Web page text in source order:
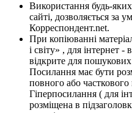
Використання будь-
сайті, дозволяється за
Корреспондент.net.
При копіюванні
і світу» , для інтернет
відкрите для
Посилання має бути
повного або часткового
Гіперпосилання ( для
розміщена в